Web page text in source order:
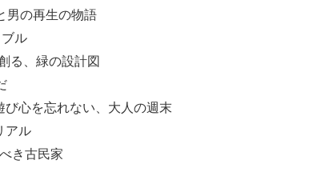
男の再生の物語
ル
る、緑の設計図
心を忘れない、大人の週末
アル
き古民家